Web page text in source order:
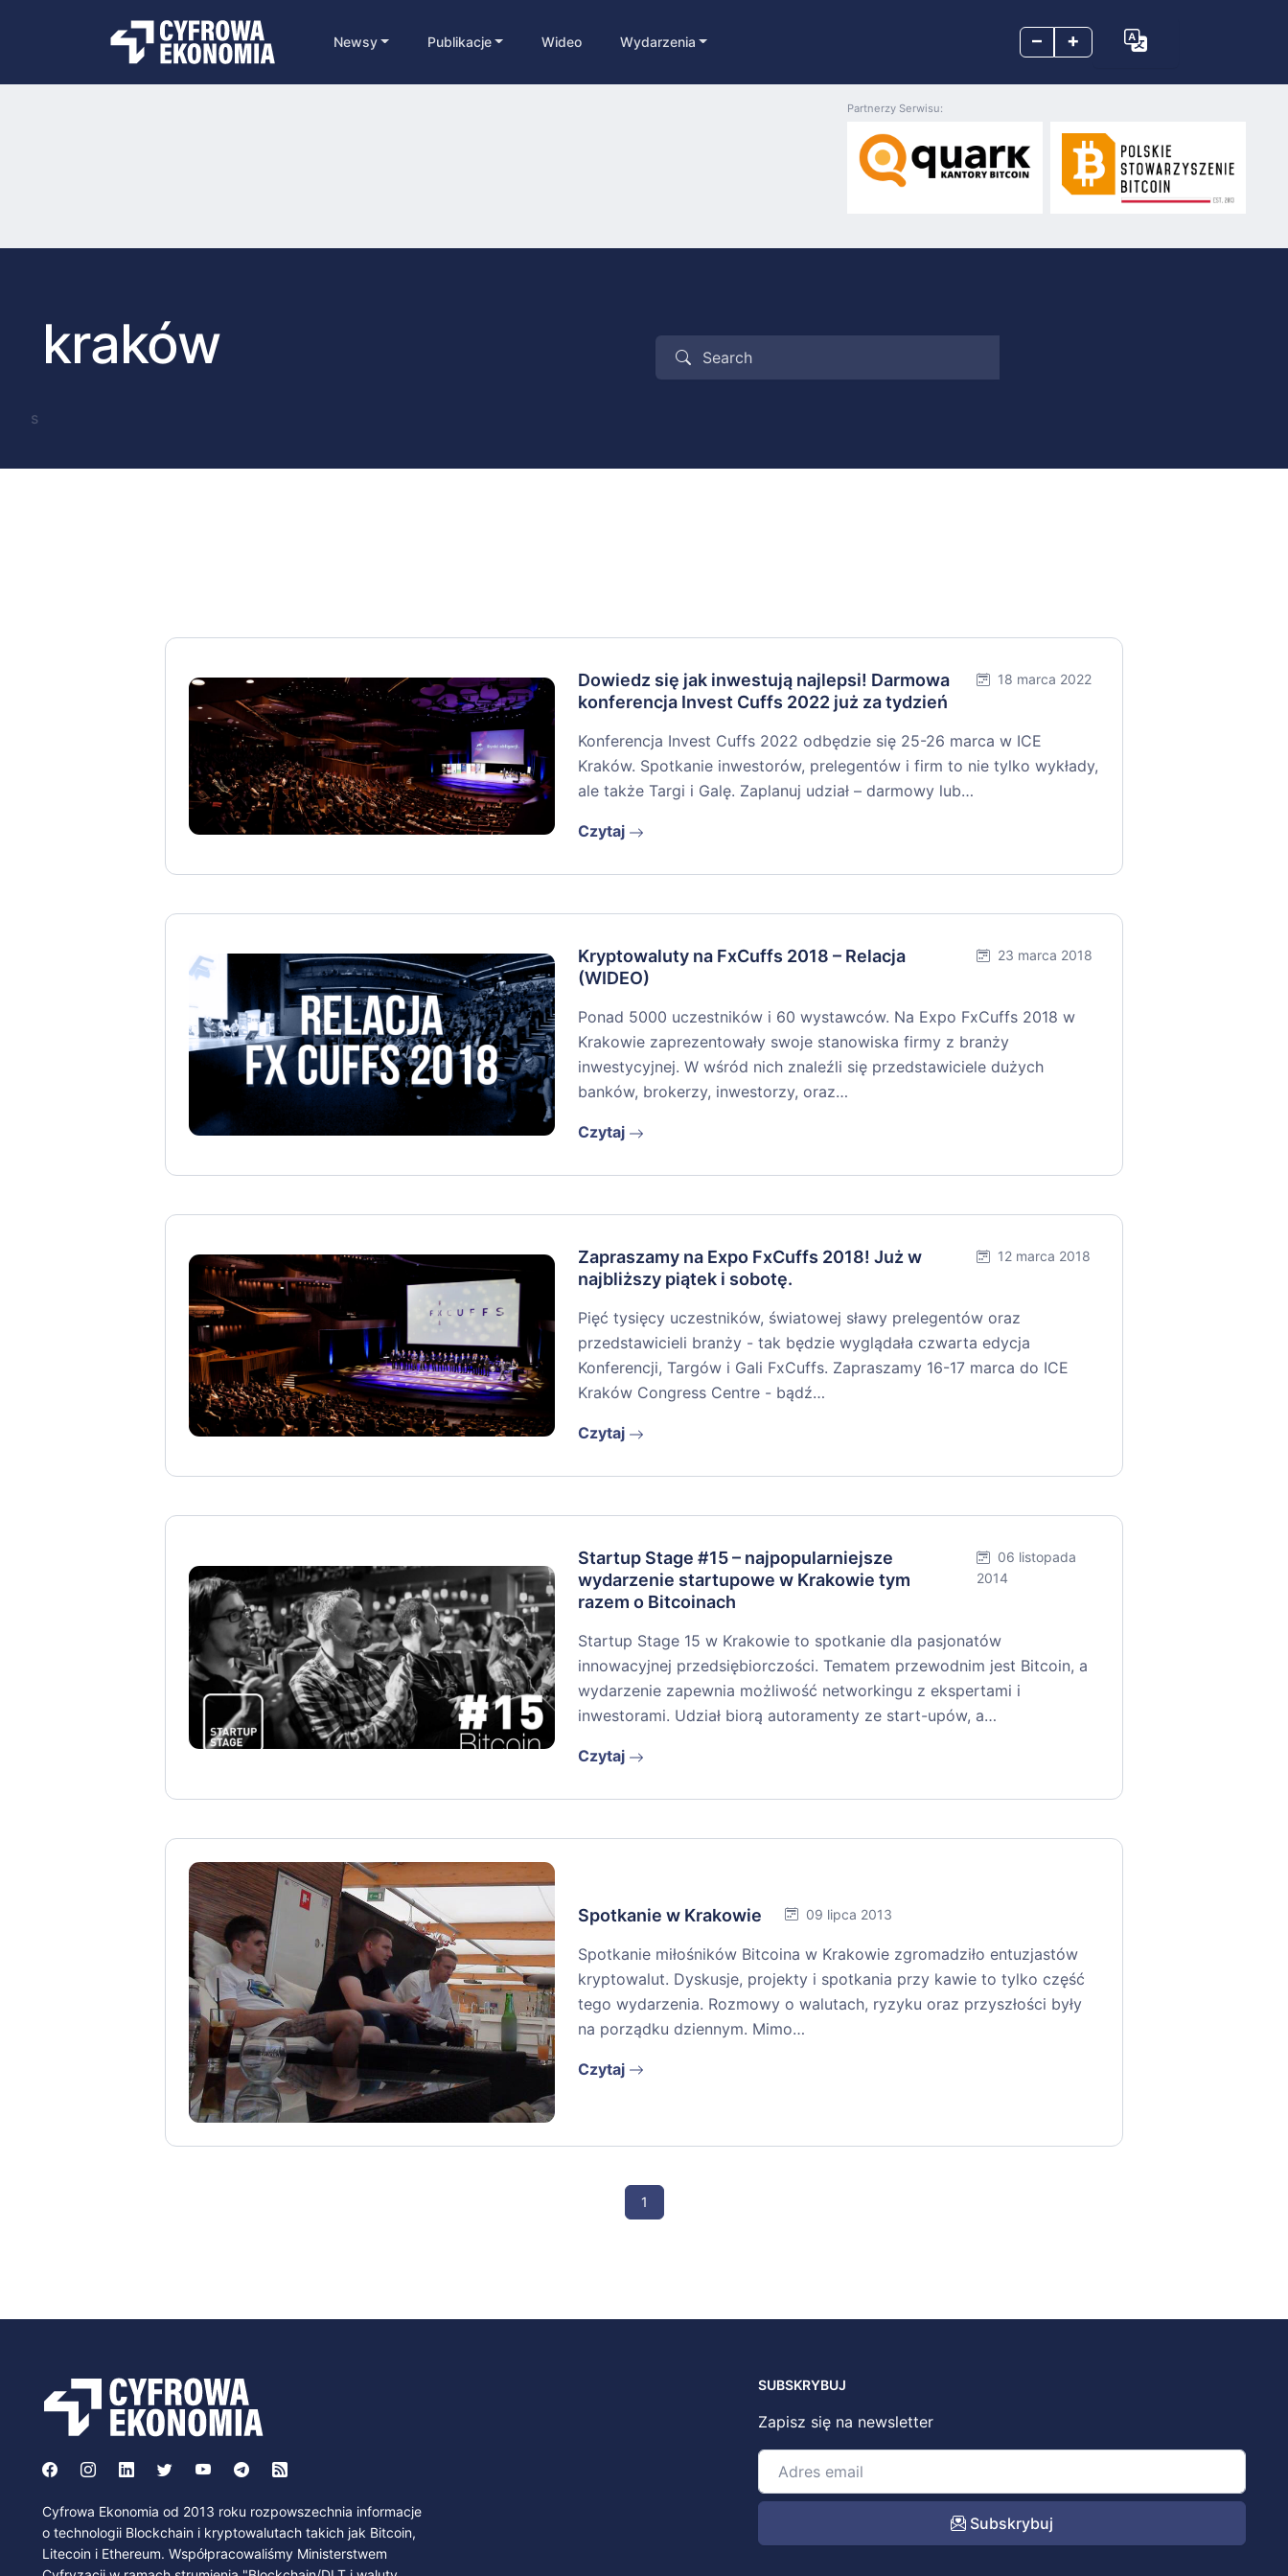
– +
Newsy Publikacje Wideo Wydarzenia
Partnerzy Serwisu:
kraków
s
Dowiedz się jak inwestują najlepsi! Darmowa
konferencja Invest Cuffs 2022 już za tydzień
18 marca 2022
Konferencja Invest Cuffs 2022 odbędzie się 25-26 marca w ICE
Kraków. Spotkanie inwestorów, prelegentów i firm to nie tylko wykłady,
ale także Targi i Galę. Zaplanuj udział – darmowy lub…
Czytaj
Kryptowaluty na FxCuffs 2018 – Relacja
(WIDEO)
23 marca 2018
Ponad 5000 uczestników i 60 wystawców. Na Expo FxCuffs 2018 w
Krakowie zaprezentowały swoje stanowiska firmy z branży
inwestycyjnej. W wśród nich znaleźli się przedstawiciele dużych
banków, brokerzy, inwestorzy, oraz…
Czytaj
Zapraszamy na Expo FxCuffs 2018! Już w
najbliższy piątek i sobotę.
12 marca 2018
Pięć tysięcy uczestników, światowej sławy prelegentów oraz
przedstawicieli branży - tak będzie wyglądała czwarta edycja
Konferencji, Targów i Gali FxCuffs. Zapraszamy 16-17 marca do ICE
Kraków Congress Centre - bądź…
Czytaj
Startup Stage #15 – najpopularniejsze
wydarzenie startupowe w Krakowie tym
razem o Bitcoinach
06 listopada
2014
Startup Stage 15 w Krakowie to spotkanie dla pasjonatów
innowacyjnej przedsiębiorczości. Tematem przewodnim jest Bitcoin, a
wydarzenie zapewnia możliwość networkingu z ekspertami i
inwestorami. Udział biorą autoramenty ze start-upów, a…
Czytaj
Spotkanie w Krakowie 09 lipca 2013
Spotkanie miłośników Bitcoina w Krakowie zgromadziło entuzjastów
kryptowalut. Dyskusje, projekty i spotkania przy kawie to tylko część
tego wydarzenia. Rozmowy o walutach, ryzyku oraz przyszłości były
na porządku dziennym. Mimo…
Czytaj
1
Cyfrowa Ekonomia od 2013 roku rozpowszechnia informacje
o technologii Blockchain i kryptowalutach takich jak Bitcoin,
Litecoin i Ethereum. Współpracowaliśmy Ministerstwem
SUBSKRYBUJ
Zapisz się na newsletter
Subskrybuj